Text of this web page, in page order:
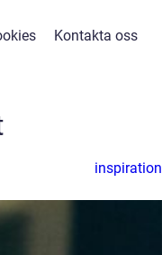
Kontakta oss
inspiration